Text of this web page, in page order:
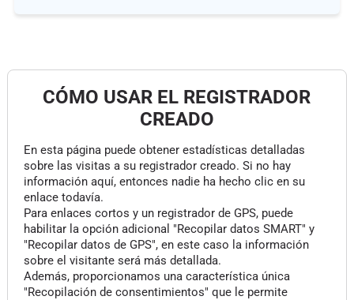
CÓMO USAR EL REGISTRADOR
CREADO
En esta página puede obtener estadísticas detalladas
sobre las visitas a su registrador creado. Si no hay
información aquí, entonces nadie ha hecho clic en su
enlace todavía.
Para enlaces cortos y un registrador de GPS, puede
habilitar la opción adicional "Recopilar datos SMART" y
"Recopilar datos de GPS", en este caso la información
sobre el visitante será más detallada.
Además, proporcionamos una característica única
"Recopilación de consentimientos" que le permite